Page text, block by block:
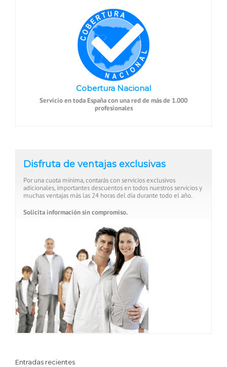
Cobertura Nacional
Servicio en toda España con una red de más de 1.000
profesionales
Disfruta de ventajas exclusivas
Por una cuota mínima, contarás con servicios exclusivos
adicionales, importantes descuentos en todos nuestros servicios y
muchas ventajas más las 24 horas del día durante todo el año.
Solicita información sin compromiso.
Entradas recientes